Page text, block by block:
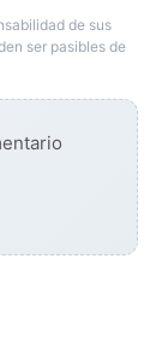
de sus
ser pasibles de